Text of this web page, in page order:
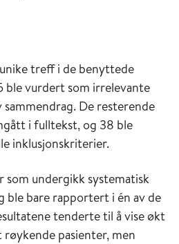
treff i de benyttede
ble vurdert som irrelevante
De resterende
i fulltekst, og 38 ble
inklusjonskriterier.
som undergikk systematisk
bare rapportert i én av de
tenderte til å vise økt
pasienter, men